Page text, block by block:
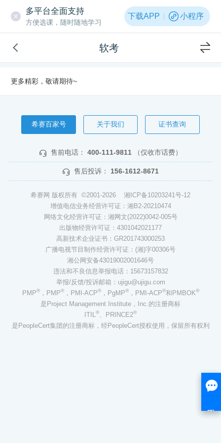
多平台全面支持
方便选课，随时随地学习
下载APP 小程序
软考
更多精彩，敬请期待~
希赛百家号 关于我们 证书查询
售前电话： 400-111-9811 （仅收市话费）
售后投诉： 156-1612-8671
希赛网 版权所有 ©2001-2026 湘ICP备10203241号-12
增值电信业务经营许可证：湘B2-20210474
网络文化经营许可证：湘网文(2022)0042-005号
出版物经营许可证：4301042021177
高新技术企业证书：GR201743000253
广播电视节目制作经营许可证：(湘)字00306号
湘公网安备43019002001646号
违法和不良信息举报电话：15673157832
举报/反馈/投诉邮箱：ujigu@ujigu.com
PMP®，PMP®，PMI-ACP®，PgMP®，PMI-ACP®和PMBOK®
是Project Management Institute，Inc.的注册商标
ITIL®、PRINCE2®
是PeopleCert集团的注册商标，经PeopleCert授权使用，保留所有权利